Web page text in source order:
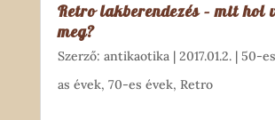
Retro lakberendezés – mit hol
meg?
Szerző: antikaotika| 2017.01.2.| 50-
as évek, 70-es évek, Retro